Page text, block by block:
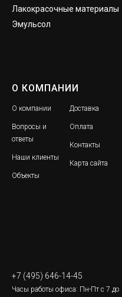
Лакокрасочные материалы
Эмульсол
О КОМПАНИИ
О компании
Вопросы и
ответы
Наши клиенты
Объекты
Доставка
Оплата
Контакты
Карта сайта
+7 (495) 646-14-45
Часы работы офиса: Пн-Пт с 7 до